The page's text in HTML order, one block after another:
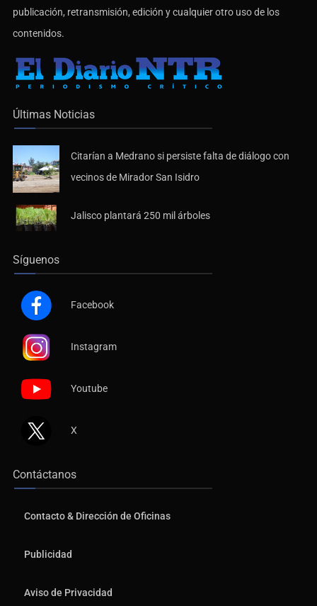
publicación, retransmisión, edición y cualquier otro uso de los
contenidos.
Últimas Noticias
Citarían a Medrano si persiste falta de diálogo con
vecinos de Mirador San Isidro
Jalisco plantará 250 mil árboles
Síguenos
Facebook
Instagram
Youtube
X
Contáctanos
Contacto & Dirección de Oficinas
Publicidad
Aviso de Privacidad